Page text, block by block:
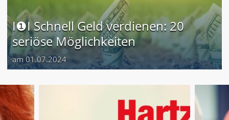
I❶I Schnell Geld verdienen: 20
seriöse Möglichkeiten
am 01.07.2024